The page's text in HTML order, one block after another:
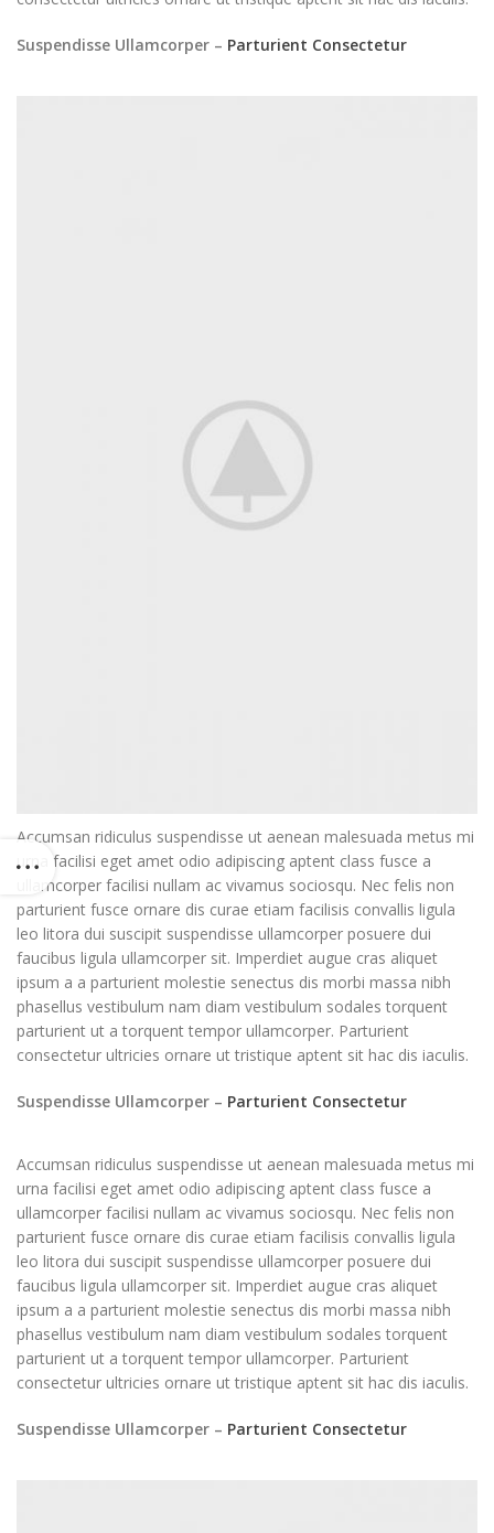
Suspendisse Ullamcorper – Parturient Consectetur
Accumsan ridiculus suspendisse ut aenean malesuada metus mi
urna facilisi eget amet odio adipiscing aptent class fusce a
ullamcorper facilisi nullam ac vivamus sociosqu. Nec felis non
parturient fusce ornare dis curae etiam facilisis convallis ligula
leo litora dui suscipit suspendisse ullamcorper posuere dui
faucibus ligula ullamcorper sit. Imperdiet augue cras aliquet
ipsum a a parturient molestie senectus dis morbi massa nibh
phasellus vestibulum nam diam vestibulum sodales torquent
parturient ut a torquent tempor ullamcorper. Parturient
consectetur ultricies ornare ut tristique aptent sit hac dis iaculis.
Suspendisse Ullamcorper – Parturient Consectetur
Accumsan ridiculus suspendisse ut aenean malesuada metus mi
urna facilisi eget amet odio adipiscing aptent class fusce a
ullamcorper facilisi nullam ac vivamus sociosqu. Nec felis non
parturient fusce ornare dis curae etiam facilisis convallis ligula
leo litora dui suscipit suspendisse ullamcorper posuere dui
faucibus ligula ullamcorper sit. Imperdiet augue cras aliquet
ipsum a a parturient molestie senectus dis morbi massa nibh
phasellus vestibulum nam diam vestibulum sodales torquent
parturient ut a torquent tempor ullamcorper. Parturient
consectetur ultricies ornare ut tristique aptent sit hac dis iaculis.
Suspendisse Ullamcorper – Parturient Consectetur